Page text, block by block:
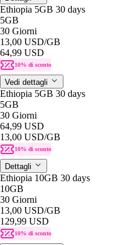
Ethiopia 5GB 30 days
5GB
30 Giorni
13,00 USD/GB
64,99 USD
10% di sconto
Vedi dettagli
Ethiopia 5GB 30 days
5GB
30 Giorni
64,99 USD
13,00 USD/GB
10% di sconto
Dettagli
Ethiopia 10GB 30 days
10GB
30 Giorni
13,00 USD/GB
129,99 USD
10% di sconto